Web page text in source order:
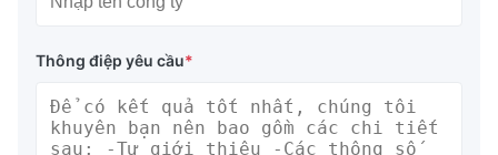
Thông điệp yêu cầu*